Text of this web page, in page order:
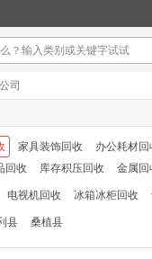
司
家具装饰回收
办公耗材回
回收 库存积压回收 金属回
电视机回收 冰箱冰柜回收
县 桑植县